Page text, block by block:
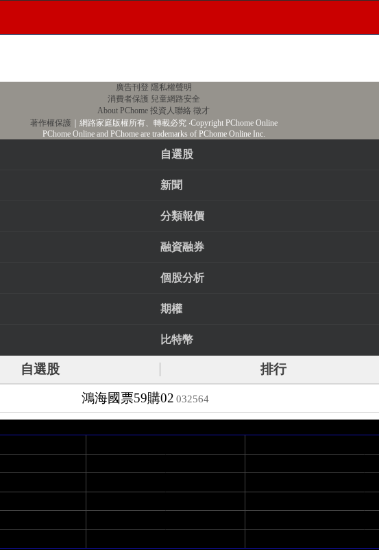
廣告刊登 隱私權聲明
消費者保護 兒童網路安全
About PChome 投資人聯絡 徵才
著作權保護 ｜網路家庭版權所有、轉載必究‧Copyright PChome Online
PChome Online and PChome are trademarks of PChome Online Inc.
自選股
新聞
分類報價
融資融券
個股分析
期權
比特幣
自選股 排行
鴻海國票59購02 032564